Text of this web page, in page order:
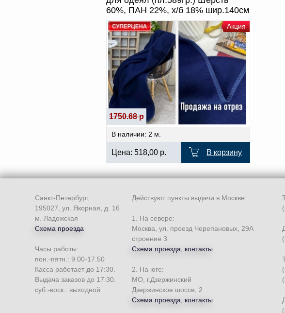
60%, ПАН 22%, х/б 18% шир.140см
Акция
1750.68 р
В наличии: 2 м.
Цена: 518,00 р. В корзину
Санкт-Петербург,
195027, ул. Якорная, д. 16
м. Ладожская
Схема проезда
Часы работы:
пон.-пятн.: 9.00-17.50
Касса работает до 17:30.
Выдача заказов до 17:30.
суб.-воск.: выходной
Действуют пункты выдачи в Москве:
1. На севере:
Москва, ул. проезд Черепановых, 29А
строение 3
Схема проезда, контакты
2. На юге:
МО, г.Дзержинский
Дзержинское шоссе, 2
Схема проезда, контакты